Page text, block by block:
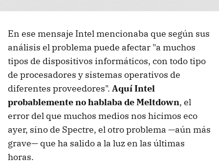
En ese mensaje Intel mencionaba que según sus
análisis el problema puede afectar "a muchos
tipos de dispositivos informáticos, con todo tipo
de procesadores y sistemas operativos de
diferentes proveedores". Aquí Intel
probablemente no hablaba de Meltdown, el
error del que muchos medios nos hicimos eco
ayer, sino de Spectre, el otro problema —aún más
grave— que ha salido a la luz en las últimas
horas.